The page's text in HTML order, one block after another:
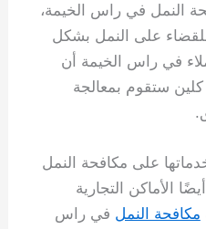
النمل في راس الخيمة،
على النمل بشكل
في راس الخيمة أن
ستقوم بمعالجة
على مكافحة النمل
الأماكن التجارية
مكافحة النمل في راس